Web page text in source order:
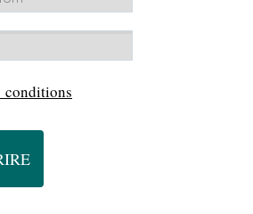
conditions